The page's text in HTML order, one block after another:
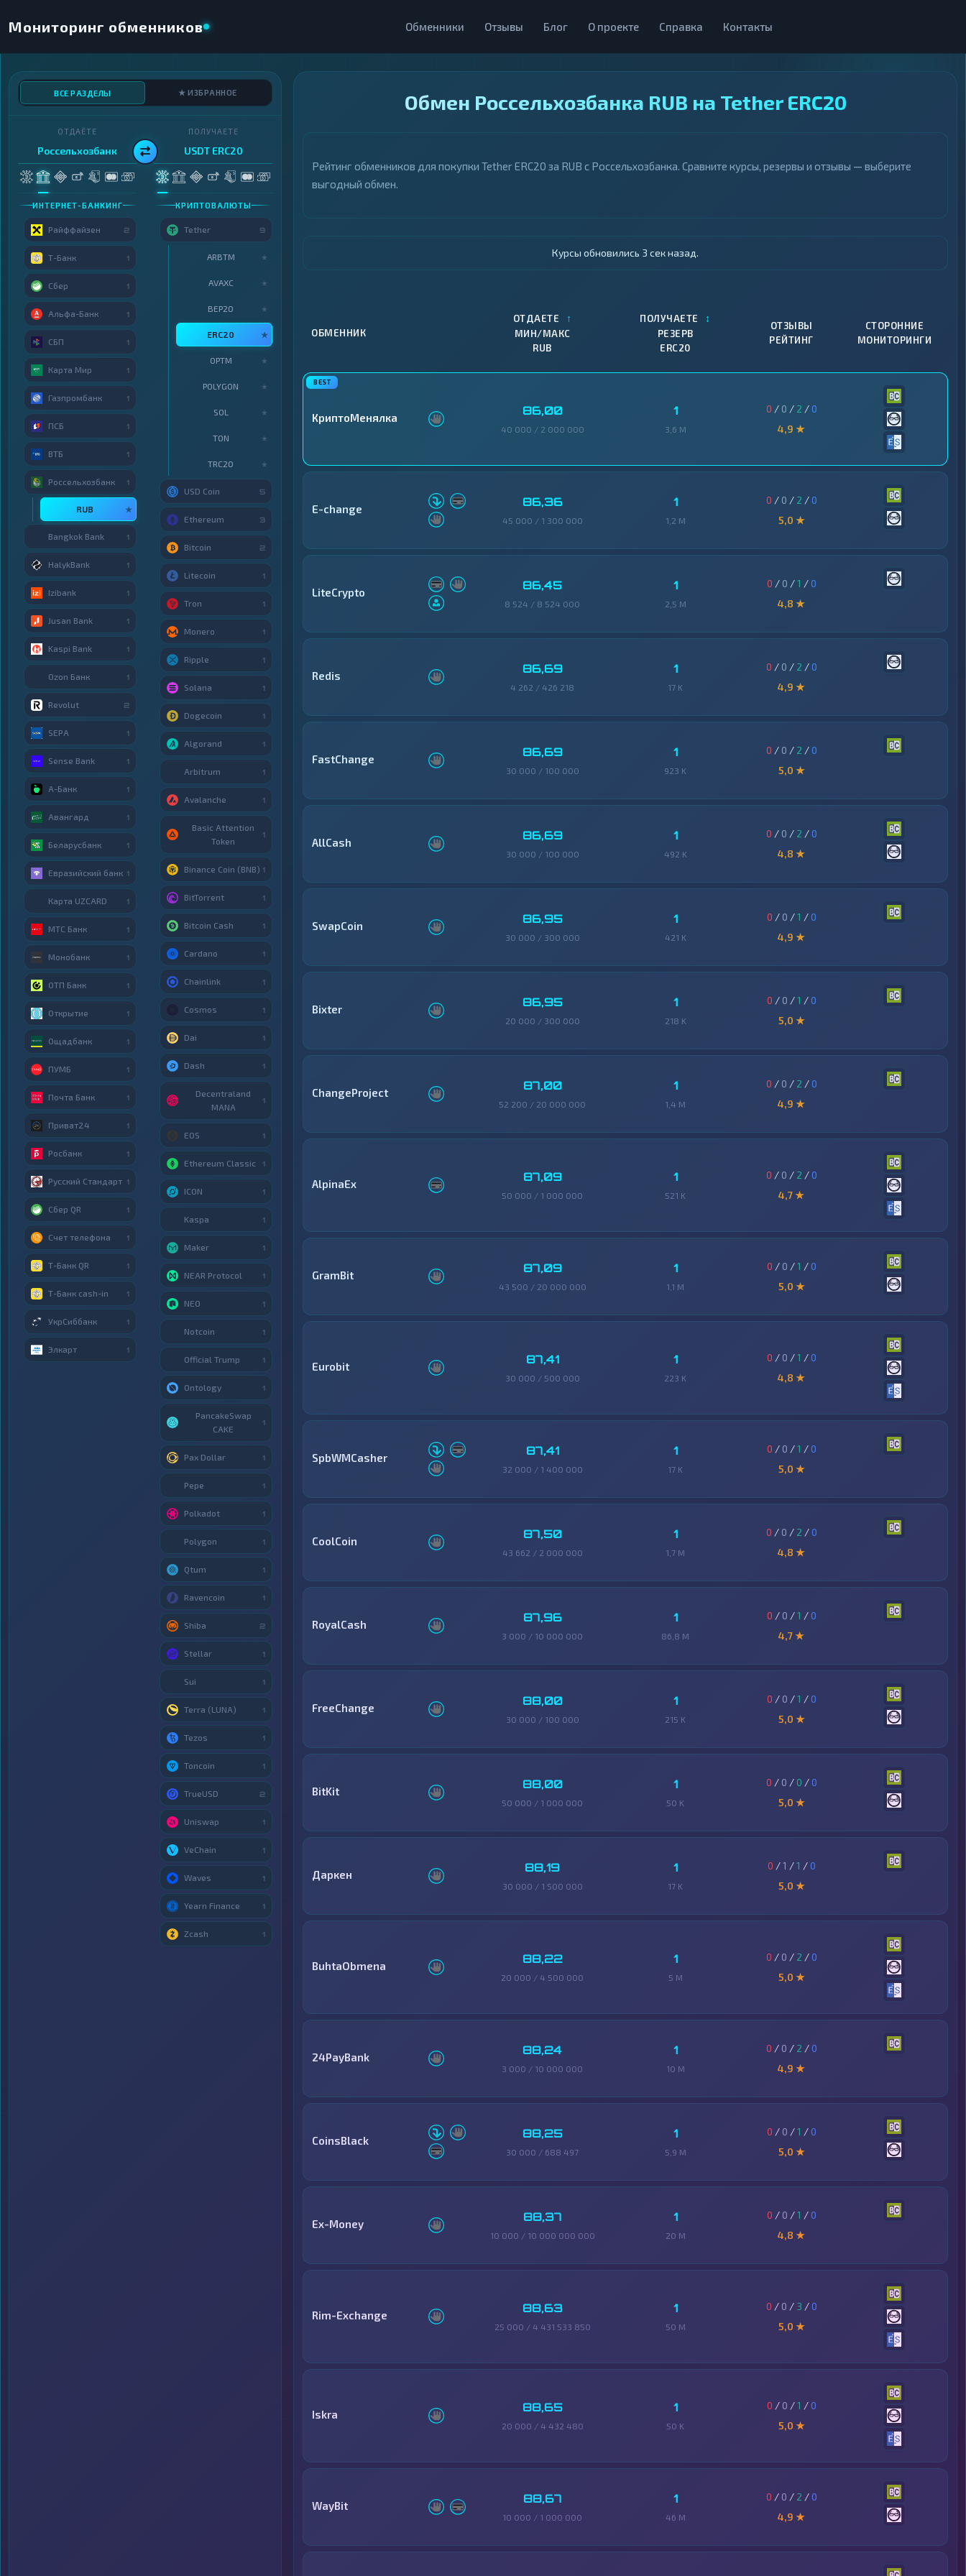
Мониторинг обменников Обменники Отзывы Блог О проекте Справка Контакты
Обмен Россельхозбанка RUB на Tether ERC20
Рейтинг обменников для покупки Tether ERC20 за RUB с Россельхозбанка. Сравните курсы, резервы и отзывы — выберите
выгодный обмен.
Курсы обновились 4 сек назад.
ОБМЕННИК
ОТДАЕТЕ ↑
МИН/МАКС
RUB
ПОЛУЧАЕТЕ ↕
РЕЗЕРВ
ERC20
ОТЗЫВЫ
РЕЙТИНГ
СТОРОННИЕ
МОНИТОРИНГИ
КриптоМенялка 86,00
40 000 / 2 000 000
1
3,6 M
0 / 0 / 2 /0
4,9 ★
E-change 86,36
45 000 / 1 300 000
1
1,2 M
0 / 0 / 2 /0
5,0 ★
LiteCrypto 86,45
8 524 / 8 524 000
1
2,5 M
0 / 0 /1 /0
4,8 ★
Redis 86,69
4 262 / 426 218
1
17 K
0 / 0 / 2 /0
4,9 ★
FastChange 86,69
30 000 / 100 000
1
923 K
0 / 0 / 2 /0
5,0 ★
AllCash 86,69
30 000 / 100 000
1
492 K
0 / 0 / 2 /0
4,8 ★
SwapCoin 86,95
30 000 / 300 000
1
421 K
0 / 0 /1 /0
4,9 ★
Bixter 86,95
20 000 / 300 000
1
218 K
0 / 0 /1 /0
5,0 ★
ChangeProject 87,00
52 200 / 20 000 000
1
1,4 M
0 / 0 / 2 /0
4,9 ★
AlpinaEx 87,09
50 000 / 1 000 000
1
521 K
0 / 0 / 2 /0
4,7 ★
GramBit 87,09
43 500 / 20 000 000
1
1,1 M
0 / 0 /1 /0
5,0 ★
Eurobit 87,41
30 000 / 500 000
1
223 K
0 / 0 /1 /0
4,8 ★
SpbWMCasher 87,41
32 000 / 1 400 000
1
17 K
0 / 0 /1 /0
5,0 ★
CoolCoin 87,50
43 662 / 2 000 000
1
1,7 M
0 / 0 / 2 /0
4,8 ★
RoyalCash 87,96
3 000 / 10 000 000
1
86,8 M
0 / 0 /1 /0
4,7 ★
FreeChange 88,00
30 000 / 100 000
1
215 K
0 / 0 /1 /0
5,0 ★
BitKit 88,00
50 000 / 1 000 000
1
50 K
0 / 0 / 0 /0
5,0 ★
Даркен 88,19
30 000 / 1 500 000
1
17 K
0 /1 /1 /0
5,0 ★
BuhtaObmena 88,22
20 000 / 4 500 000
1
5 M
0 / 0 / 2 /0
5,0 ★
24PayBank 88,24
3 000 / 10 000 000
1
10 M
0 / 0 / 2 /0
4,9 ★
CoinsBlack 88,25
30 000 / 688 497
1
5,9 M
0 / 0 /1 /0
5,0 ★
Ex-Money 88,37
10 000 / 10 000 000 000
1
20 M
0 / 0 /1 /0
4,8 ★
Rim-Exchange 88,63
25 000 / 4 431 533 850
1
50 M
0 / 0 / 3 /0
5,0 ★
Iskra 88,65
20 000 / 4 432 480
1
50 K
0 / 0 /1 /0
5,0 ★
WayBit 88,67
10 000 / 1 000 000
1
46 M
0 / 0 / 2 /0
4,9 ★
ВСЕ РАЗДЕЛЫ ★ ИЗБРАННОЕ
ОТДАЁТЕ
Россельхозбанк
ИНТЕРНЕТ-БАНКИНГ
Райффайзен 2
Т-Банк 1
Сбер 1
Альфа-Банк 1
СБП 1
Карта Мир 1
Газпромбанк 1
ПСБ 1
ВТБ 1
Россельхозбанк 1
RUB ★
Bangkok Bank 1
HalykBank 1
Izibank 1
Jusan Bank 1
Kaspi Bank 1
Ozon Банк 1
Revolut 2
SEPA 1
Sense Bank 1
А-Банк 1
Авангард 1
Беларусбанк 1
Евразийский банк 1
Карта UZCARD 1
МТС Банк 1
Монобанк 1
ОТП Банк 1
Открытие 1
Ощадбанк 1
ПУМБ 1
Почта Банк 1
Приват24 1
Росбанк 1
Русский Стандарт 1
Сбер QR 1
Счет телефона 1
Т-Банк QR 1
Т-Банк cash-in 1
УкрСиббанк 1
Элкарт 1
ПОЛУЧАЕТЕ
USDT ERC20
КРИПТОВАЛЮТЫ
Tether 9
ARBTM ★
AVAXC ★
BEP20 ★
ERC20 ★
OPTM ★
POLYGON ★
SOL ★
TON ★
TRC20 ★
USD Coin 5
Ethereum 3
Bitcoin 2
Litecoin 1
Tron 1
Monero 1
Ripple 1
Solana 1
Dogecoin 1
Algorand 1
Arbitrum 1
Avalanche 1
Basic Attention
Token
1
Binance Coin (BNB) 1
BitTorrent 1
Bitcoin Cash 1
Cardano 1
Chainlink 1
Cosmos 1
Dai 1
Dash 1
Decentraland
MANA
1
EOS 1
Ethereum Classic 1
ICON 1
Kaspa 1
Maker 1
NEAR Protocol 1
NEO 1
Notcoin 1
Official Trump 1
Ontology 1
PancakeSwap
CAKE
1
Pax Dollar 1
Pepe 1
Polkadot 1
Polygon 1
Qtum 1
Ravencoin 1
Shiba 2
Stellar 1
Sui 1
Terra (LUNA) 1
Tezos 1
Toncoin 1
TrueUSD 2
Uniswap 1
VeChain 1
Waves 1
Yearn Finance 1
Zcash 1